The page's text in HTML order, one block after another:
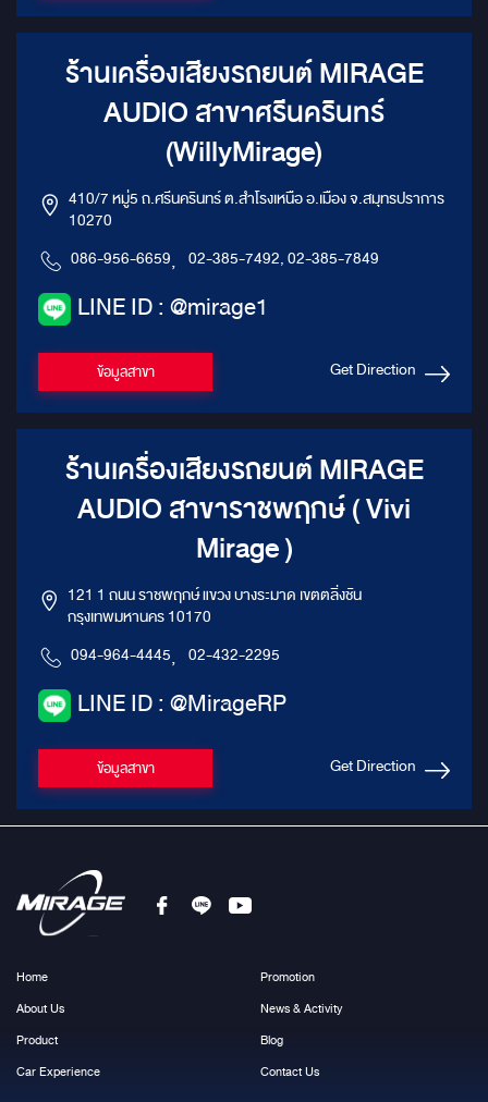
ร้านเครื่องเสียงรถยนต์ MIRAGE
AUDIO สาขาศรีนครินทร์
(WillyMirage)
410/7 หมู่5 ถ.ศรีนครินทร์ ต.สำโรงเหนือ อ.เมือง จ.สมุทรปราการ
10270
086-956-6659, 02-385-7492, 02-385-7849
LINE ID : @mirage1
ข้อมูลสาขา Get Direction
ร้านเครื่องเสียงรถยนต์ MIRAGE
AUDIO สาขาราชพฤกษ์ ( Vivi
Mirage )
121 1 ถนน ราชพฤกษ์ แขวง บางระมาด เขตตลิ่งชัน
กรุงเทพมหานคร 10170
094-964-4445, 02-432-2295
LINE ID : @MirageRP
ข้อมูลสาขา Get Direction
Home
About Us
Product
Car Experience
Promotion
News & Activity
Blog
Contact Us